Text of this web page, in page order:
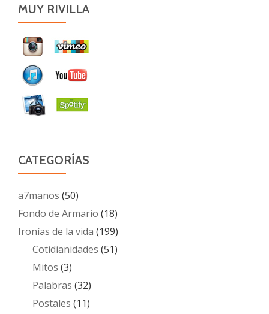
MUY RIVILLA
CATEGORÍAS
a7manos (50)
Fondo de Armario (18)
Ironías de la vida (199)
Cotidianidades (51)
Mitos (3)
Palabras (32)
Postales (11)